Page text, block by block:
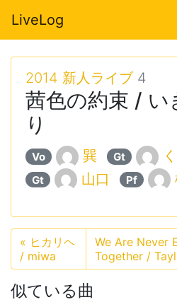
LiveLog
2014 新人ライブ4
茜色の約束 / い
り
Vo 巽 Gt
Gt 山口 Pf
« ヒカリヘ
/ miwa
We Are Never
Together /
似ている曲